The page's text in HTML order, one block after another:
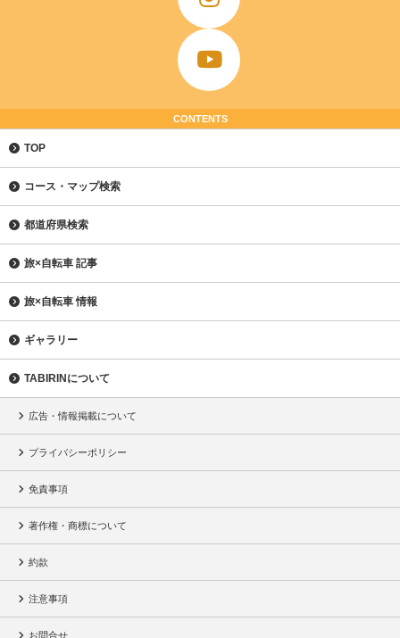
CONTENTS
TOP
コース・マップ検索
都道府県検索
旅×自転車 記事
旅×自転車 情報
ギャラリー
TABIRINについて
広告・情報掲載について
プライバシーポリシー
免責事項
著作権・商標について
約款
注意事項
お問合せ